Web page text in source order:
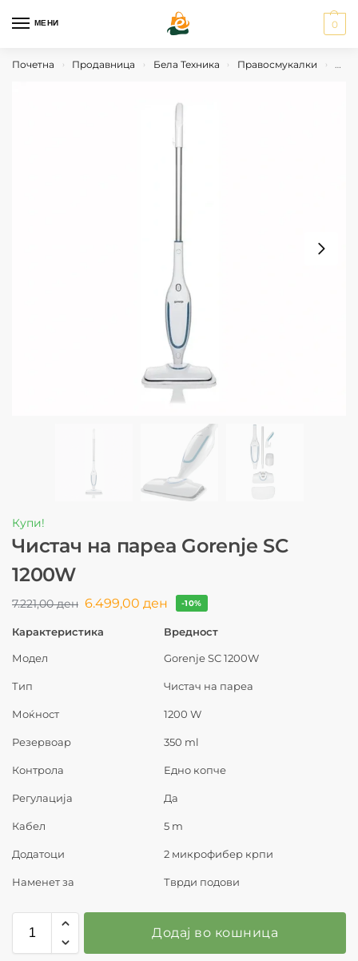
МЕНИ 0
Почетна › Продавница › Бела Техника › Правосмукалки ›
Купи!
Чистач на пареа Gorenje SC
1200W
7.221,00ден 6.499,00 ден -10%
Карактеристика Вредност
Модел Gorenje SC 1200W
Тип Чистач на пареа
Моќност 1200 W
Резервоар 350 ml
Контрола Едно копче
Регулација Да
Кабел 5 m
Додатоци 2 микрофибер крпи
Наменет за Тврди подови
Додај во кошница